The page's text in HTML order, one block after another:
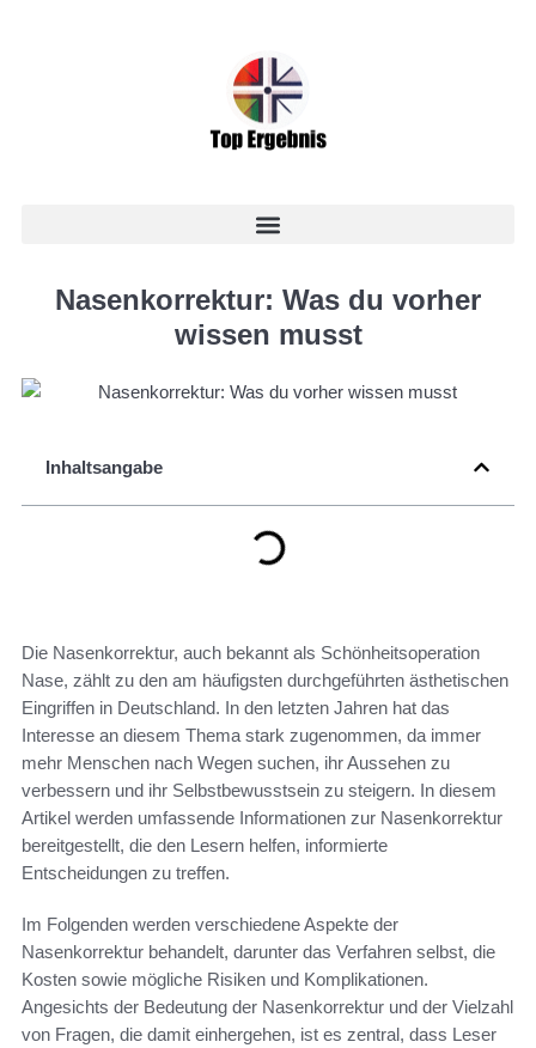
Nasenkorrektur: Was du vorher
wissen musst
Inhaltsangabe
Die Nasenkorrektur, auch bekannt als Schönheitsoperation
Nase, zählt zu den am häufigsten durchgeführten ästhetischen
Eingriffen in Deutschland. In den letzten Jahren hat das
Interesse an diesem Thema stark zugenommen, da immer
mehr Menschen nach Wegen suchen, ihr Aussehen zu
verbessern und ihr Selbstbewusstsein zu steigern. In diesem
Artikel werden umfassende Informationen zur Nasenkorrektur
bereitgestellt, die den Lesern helfen, informierte
Entscheidungen zu treffen.
Im Folgenden werden verschiedene Aspekte der
Nasenkorrektur behandelt, darunter das Verfahren selbst, die
Kosten sowie mögliche Risiken und Komplikationen.
Angesichts der Bedeutung der Nasenkorrektur und der Vielzahl
von Fragen, die damit einhergehen, ist es zentral, dass Leser